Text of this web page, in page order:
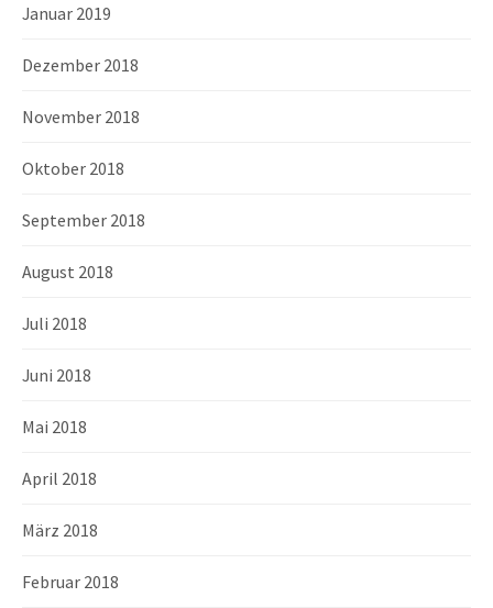
Januar 2019
Dezember 2018
November 2018
Oktober 2018
September 2018
August 2018
Juli 2018
Juni 2018
Mai 2018
April 2018
März 2018
Februar 2018